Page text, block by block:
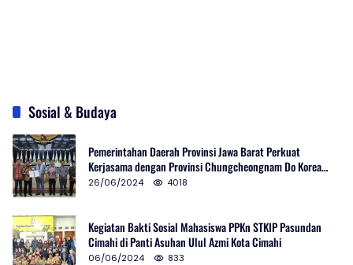
Sosial & Budaya
Pemerintahan Daerah Provinsi Jawa Barat Perkuat
Kerjasama dengan Provinsi Chungcheongnam Do Korea
Selatan
26/06/2024 4018
Kegiatan Bakti Sosial Mahasiswa PPKn STKIP Pasundan
Cimahi di Panti Asuhan Ulul Azmi Kota Cimahi
06/06/2024 833